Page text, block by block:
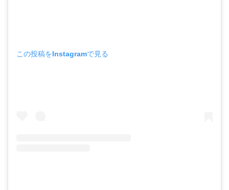
この投稿をInstagramで見る